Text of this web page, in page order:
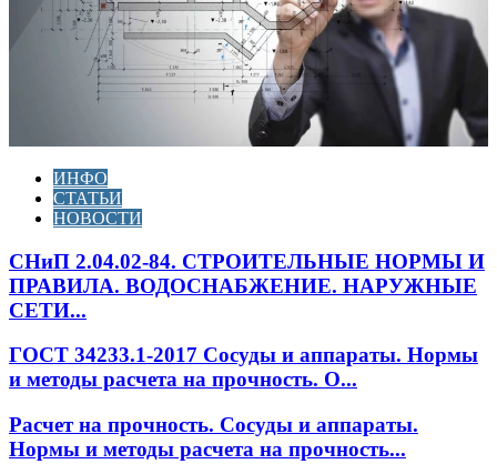
ИНФО
СТАТЬИ
НОВОСТИ
СНиП 2.04.02-84. СТРОИТЕЛЬНЫЕ НОРМЫ И
ПРАВИЛА. ВОДОСНАБЖЕНИЕ. НАРУЖНЫЕ
СЕТИ...
ГОСТ 34233.1-2017 Сосуды и аппараты. Нормы
и методы расчета на прочность. О...
Расчет на прочность. Сосуды и аппараты.
Нормы и методы расчета на прочность...